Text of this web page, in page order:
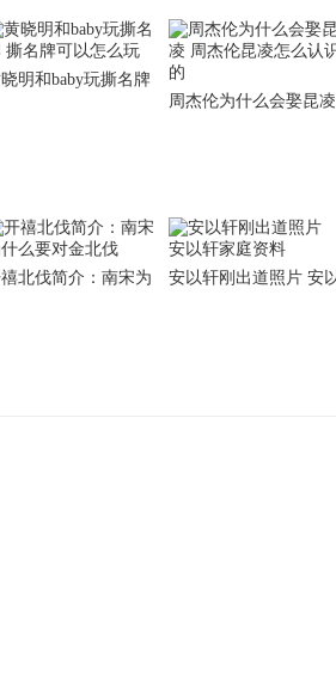
明和baby玩撕名牌
周杰伦为什么会娶昆凌
北伐简介：南宋为
安以轩刚出道照片 安